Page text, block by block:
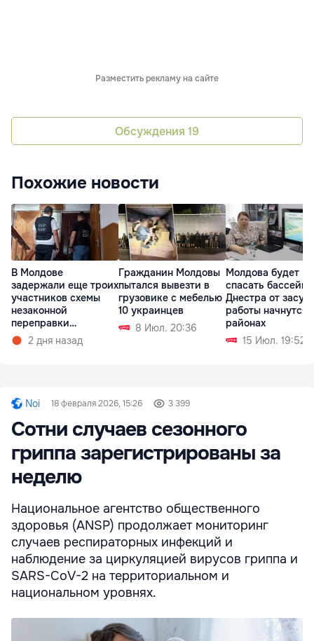
Разместить рекламу на сайте
Обсуждения 19
Похожие новости
В Молдове
задержали еще троих
участников схемы
незаконной
переправки
украинцев в ЕС
2 дня назад
Гражданин Молдовы
пытался вывезти в
грузовике с мебелью
10 украинцев
8 Июл. 20:36
Молдова будет
спасать бассейн
Днестра от
работы начнутся
районах
15 Июл. 19:52
Noi 18 февраля 2026, 15:26 3 399
Сотни случаев сезонного
гриппа зарегистрированы за
неделю
Национальное агентство общественного
здоровья (ANSP) продолжает мониторинг
случаев респираторных инфекций и
наблюдение за циркуляцией вирусов гриппа и
SARS-CoV-2 на территориальном и
национальном уровнях.